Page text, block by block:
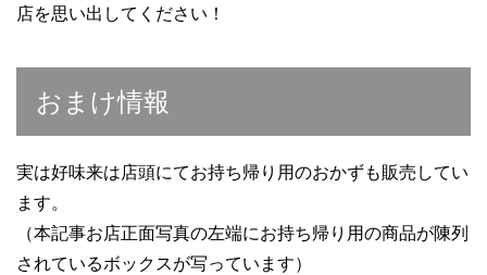
店を思い出してください！
おまけ情報
実は好味来は店頭にてお持ち帰り用のおかずも販売してい
ます。
（本記事お店正面写真の左端にお持ち帰り用の商品が陳列
されているボックスが写っています）